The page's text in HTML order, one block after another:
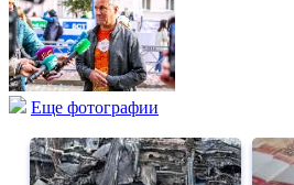
Еще фотографии